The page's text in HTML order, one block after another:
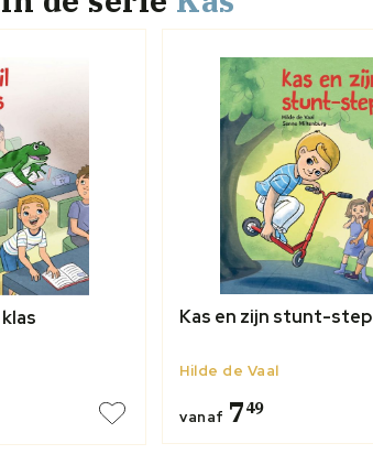
Kas en zijn stunt-step
Hilde de Vaal
vanaf 749